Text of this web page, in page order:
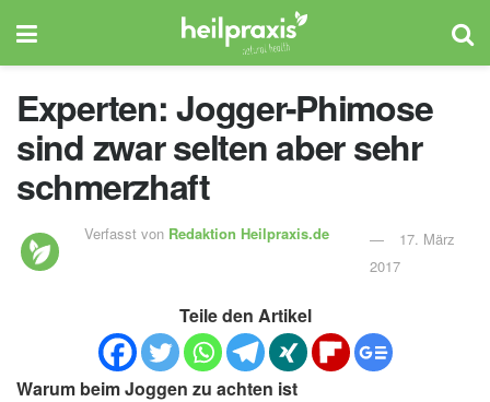
Experten: Jogger-Phimose
sind zwar selten aber sehr
schmerzhaft
Verfasst von Redaktion Heilpraxis.de
17. März
2017
Teile den Artikel
Warum beim Joggen zu achten ist